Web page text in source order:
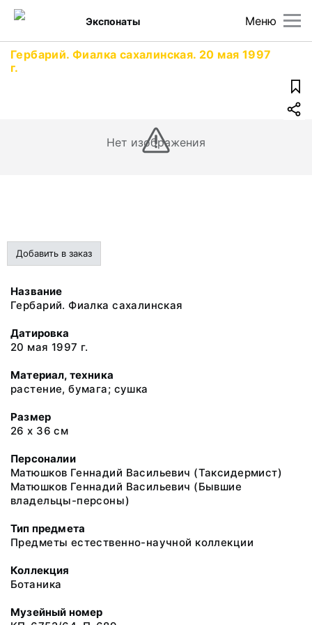
Меню
Экспонаты
Гербарий. Фиалка сахалинская. 20 мая 1997
г.
Нет изображения
Добавить в заказ
Название
Гербарий. Фиалка сахалинская
Датировка
20 мая 1997 г.
Материал, техника
растение, бумага; сушка
Размер
26 х 36 см
Персоналии
Матюшков Геннадий Васильевич (Таксидермист)
Матюшков Геннадий Васильевич (Бывшие
владельцы-персоны)
Тип предмета
Предметы естественно-научной коллекции
Коллекция
Ботаника
Музейный номер